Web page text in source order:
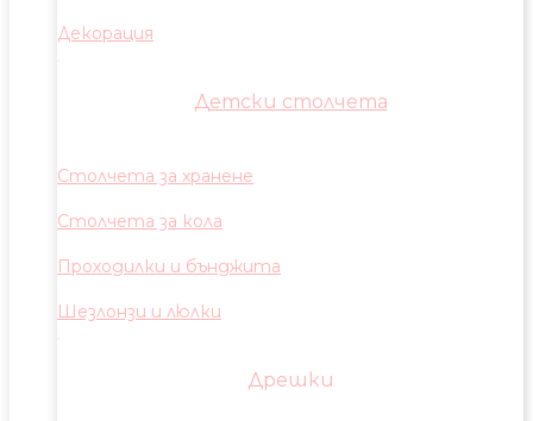
Декорация
Детски столчета
Столчета за хранене
Столчета за кола
Проходилки и бънджита
Шезлонзи и люлки
Дрешки